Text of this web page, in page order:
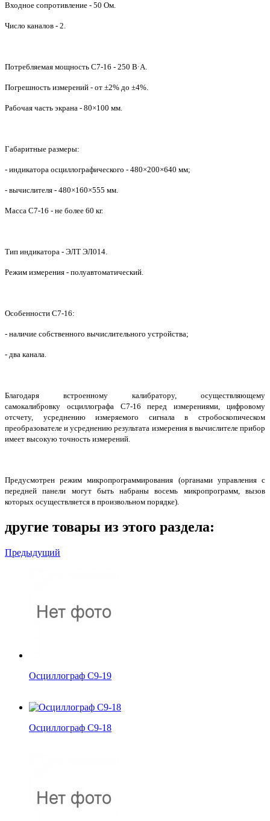
Входное сопротивление - 50 Ом.
Число каналов - 2.
Потребляемая мощность С7-16 - 250 В·А.
Погрешность измерений - от ±2% до ±4%.
Рабочая часть экрана - 80×100 мм.
Габаритные размеры:
- индикатора осциллографического - 480×200×640 мм;
- вычислителя - 480×160×555 мм.
Масса С7-16 - не более 60 кг.
Тип индикатора - ЭЛТ ЭЛ014.
Режим измерения - полуавтоматический.
Особенности С7-16:
- наличие собственного вычислительного устройства;
- два канала.
Благодаря встроенному калибратору, осуществляющему
самокалибровку осциллографа С7-16 перед измерениями, цифровому
отсчету, усреднению измеряемого сигнала в стробоскопическом
преобразователе и усреднению результата измерения в вычислителе прибор
имеет высокую точность измерений.
Предусмотрен режим микропрограммирования (органами управления с
передней панели могут быть набраны восемь микропрограмм, вызов
которых осуществляется в произвольном порядке).
другие товары из этого раздела:
Предыдущий
Осциллограф С9-19
Осциллограф С9-18